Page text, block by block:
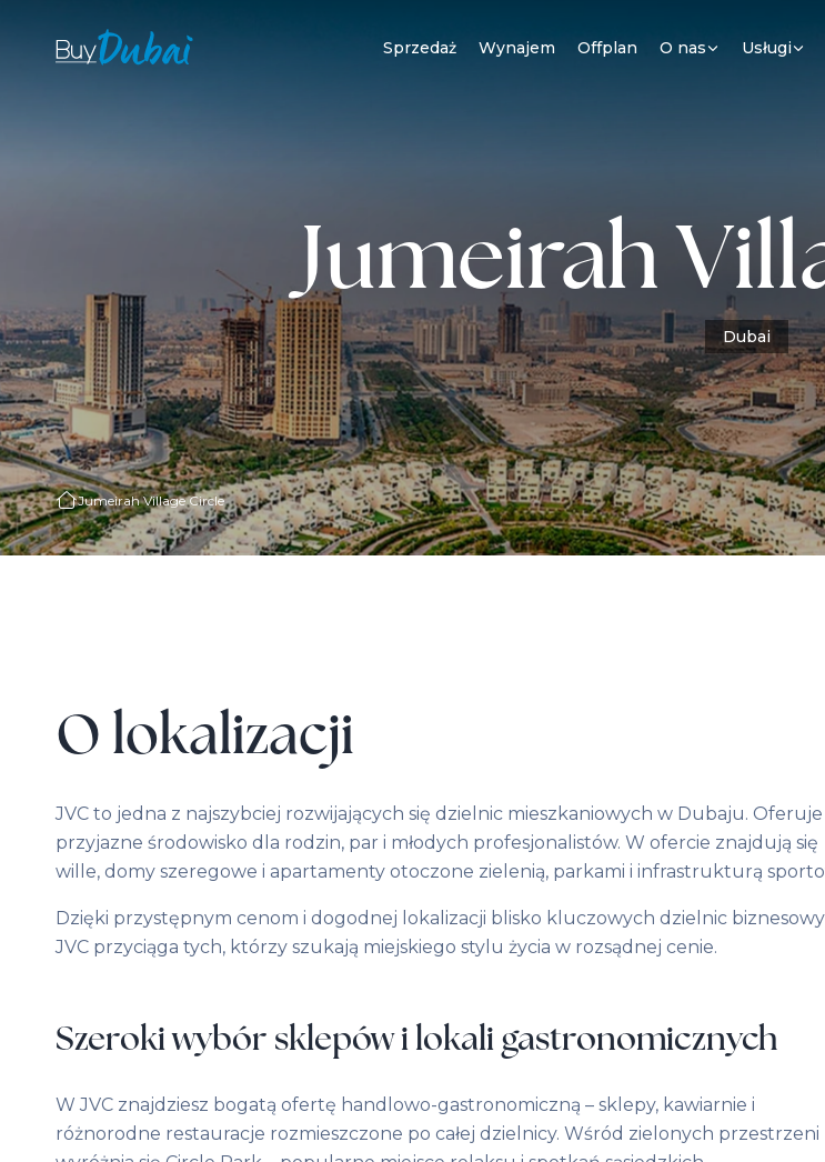
Sprzedaż Wynajem Offplan O nas Usługi
Jumeirah
Dubai
Jumeirah Village Circle
O lokalizacji
JVC to jedna z najszybciej rozwijających się dzielnic mieszkaniowych w Dubaju. Oferuje
przyjazne środowisko dla rodzin, par i młodych profesjonalistów. W ofercie znajdują się
wille, domy szeregowe i apartamenty otoczone zielenią, parkami i infrastrukturą
Dzięki przystępnym cenom i dogodnej lokalizacji blisko kluczowych dzielnic
JVC przyciąga tych, którzy szukają miejskiego stylu życia w rozsądnej cenie.
Szeroki wybór sklepów i lokali gastronomicznych
W JVC znajdziesz bogatą ofertę handlowo-gastronomiczną – sklepy, kawiarnie i
różnorodne restauracje rozmieszczone po całej dzielnicy. Wśród zielonych przestrzeni